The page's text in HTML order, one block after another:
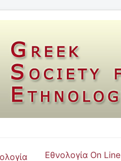
Εθνολογία On Line